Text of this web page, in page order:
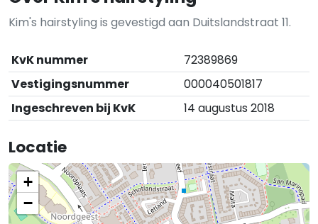
Kim's hairstyling is gevestigd aan Duitslandstraat 11.
KvK nummer
72389869
Vestigingsnummer
000040501817
Ingeschreven bij KvK
14 augustus 2018
Locatie
+
−